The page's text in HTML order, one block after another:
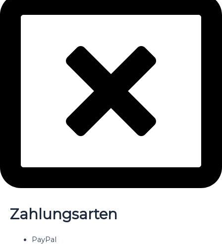
Zahlungsarten
PayPal